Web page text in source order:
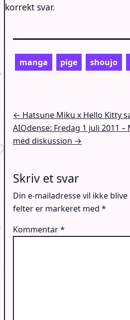
korrekt svar.
manga pige shoujo
Indlægsnavigation
← Hatsune Miku x Hello Kitty
AIOdense: Fredag 1 juli 2011
med diskussion →
Skriv et svar
Din e-mailadresse vil ikke
felter er markeret med *
Kommentar*